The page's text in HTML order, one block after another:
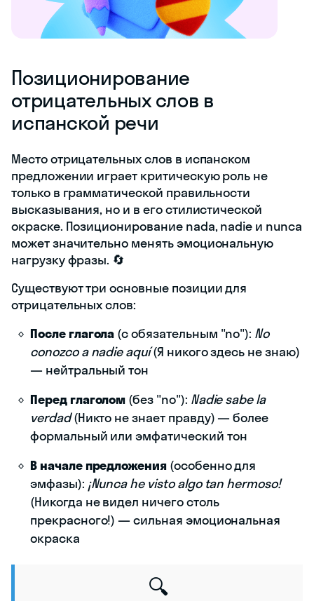
Позиционирование
отрицательных слов в
испанской речи
Место отрицательных слов в испанском
предложении играет критическую роль не
только в грамматической правильности
высказывания, но и в его стилистической
окраске. Позиционирование nada, nadie и nunca
может значительно менять эмоциональную
нагрузку фразы. 🔄
Существуют три основные позиции для
отрицательных слов:
После глагола (с обязательным "no"): No
conozco a nadie aquí(Я никого здесь не знаю)
— нейтральный тон
Перед глаголом (без "no"): Nadie sabe la
verdad(Никто не знает правду) — более
формальный или эмфатический тон
В начале предложения (особенно для
эмфазы): ¡Nunca he visto algo tan hermoso!
(Никогда не видел ничего столь
прекрасного!) — сильная эмоциональная
окраска
🔍